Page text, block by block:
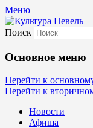
Меню
Культура
МБУК
и досуг"
Поиск
Основное меню
Перейти к
Перейти к
Новости
Афиша